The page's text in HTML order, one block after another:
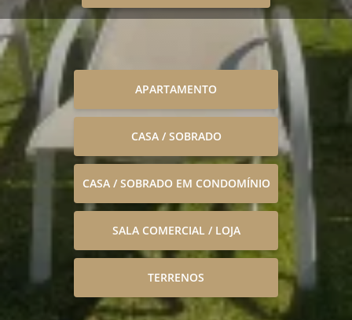
APARTAMENTO
CASA / SOBRADO
CASA / SOBRADO EM CONDOMÍNIO
SALA COMERCIAL / LOJA
TERRENOS